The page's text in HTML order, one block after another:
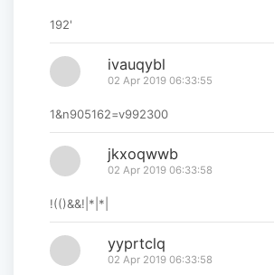
192'
ivauqybl
02 Apr 2019 06:33:55
1&n905162=v992300
jkxoqwwb
02 Apr 2019 06:33:58
!(()&&!|*|*|
yyprtclq
02 Apr 2019 06:33:58